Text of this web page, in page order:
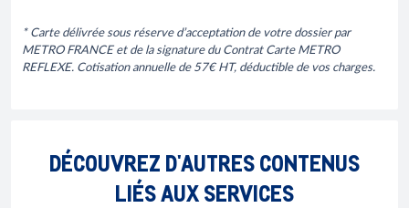
* Carte délivrée sous réserve d’acceptation de votre dossier par
METRO FRANCE et de la signature du Contrat Carte METRO
REFLEXE. Cotisation annuelle de 57€ HT, déductible de vos charges.
DÉCOUVREZ D'AUTRES CONTENUS
LIÉS AUX SERVICES